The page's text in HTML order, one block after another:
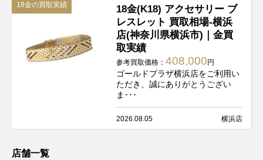
18金の買取実績
18金(K18) アクセサリー ブ
レスレット 買取相場-横浜
店(神奈川県横浜市)｜金買
取実績
参考買取価格：408,000 円
ゴールドプラザ横浜店をご利用い
ただき、誠にありがとうござい
ま･･･
2026.08.05 横浜店
店舗一覧